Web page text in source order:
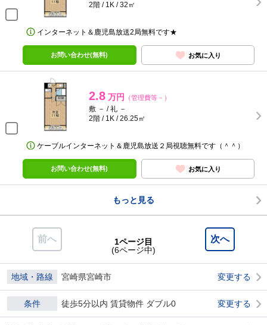
2階 / 1K / 32㎡
インターネット＆鹿児島放送2局無料です★
お問い合わせ(無料) お気に入り
2.8 万円 （管理費等－）
敷 － / 礼 －
2階 / 1K / 26.25㎡
ケーブルインターネット＆鹿児島放送２局視聴無料です（＾＾）
お問い合わせ(無料) お気に入り
もっと見る
前へ 次へ
1ページ目
(6ページ中)
地域・路線 宮崎県宮崎市 変更する
条件 徒歩5分以内 賃貸物件 ダブル0 変更する